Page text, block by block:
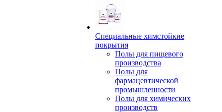
Специальные химстойкие
покрытия
Полы для пищевого
производства
Полы для
фармацевтической
промышленности
Полы для химических
производств